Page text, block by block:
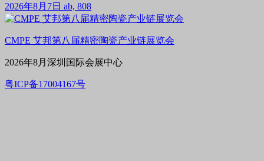
2026年8月7日 ab, 808
CMPE 艾邦第八届精密陶瓷产业链展览会
2026年8月深圳国际会展中心
粤ICP备17004167号